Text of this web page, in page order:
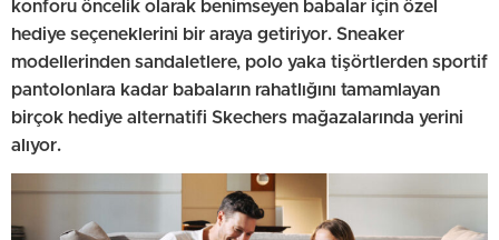
konforu öncelik olarak benimseyen babalar için özel
hediye seçeneklerini bir araya getiriyor. Sneaker
modellerinden sandaletlere, polo yaka tişörtlerden sportif
pantolonlara kadar babaların rahatlığını tamamlayan
birçok hediye alternatifi Skechers mağazalarında yerini
alıyor.